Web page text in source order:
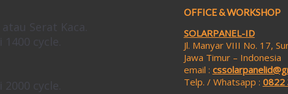
Serat Kaca.
cycle.
cycle.
OFFICE & WORKSHOP
SOLARPANEL-ID
Jl. Manyar VIII No. 17,
Jawa Timur – Indonesia
email :
Telp. / Whatsapp : 0822